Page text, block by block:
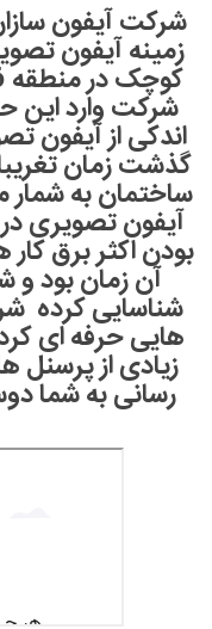
زمینه آیفون
شرکت وارد این
اندکی از آیفون
گذشت زمان
ساختمان به شمار
آیفون تصویری در
بودن اکثر برق
آن زمان بود و
شناسایی کرده
هایی حرفه ای
زیادی از پرسنل
رسانی به شما